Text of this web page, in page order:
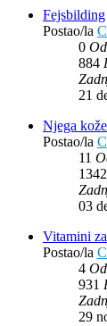
Fejsbilding
Postao/la
0
884
21
Njega
Postao/la
11
1342
03
Vitamini
Postao/la
4
931
29